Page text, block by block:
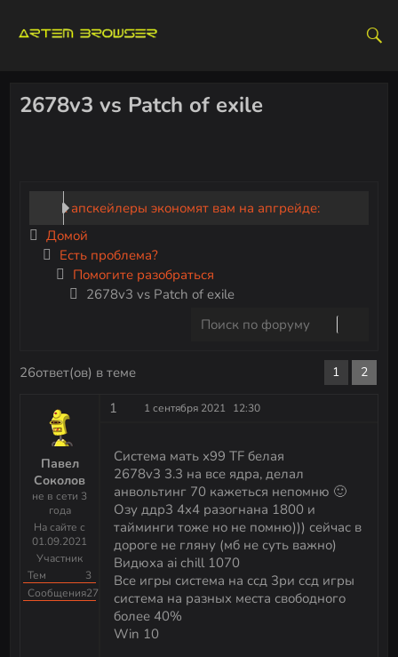
2678v3 vs Patch of exile
Как апскейлеры экономят вам на апгрейде:
DLSS, FSR и XeSS
Microsoft Windows K2 — всё, что известно о
качество картинки
Как удалить данные без восстановления (HDD и
SSD)
Как убрать инпут-лаг: VSync или FPS-лимитер?
Домой
Есть проблема?
Помогите разобраться
2678v3 vs Patch of exile
26ответ(ов) в теме 1 2
Павел
Соколов
не в сети 3
года
На сайте с
01.09.2021
Участник
Тем
3
Сообщения27
1 1 сентября 2021 12:30
Система мать х99 TF белая
2678v3 3.3 на все ядра, делал
анвольтинг 70 кажеться непомню 🙂
Озу ддр3 4х4 разогнана 1800 и
тайминги тоже но не помню))) сейчас в
дороге не гляну (мб не суть важно)
Видюха ai chill 1070
Все игры система на ссд 3ри ссд игры
система на разных места свободного
более 40%
Win 10